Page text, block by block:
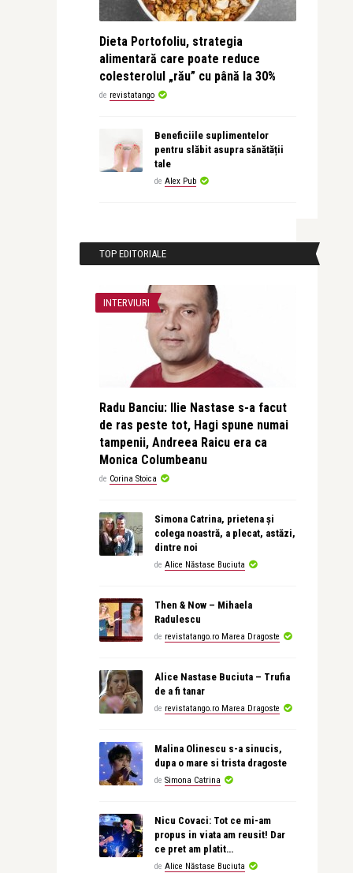
Dieta Portofoliu, strategia
alimentară care poate reduce
colesterolul „rău” cu până la 30%
de revistatango
Beneficiile suplimentelor
pentru slăbit asupra sănătății
tale
de Alex Pub
TOP EDITORIALE
INTERVIURI
Radu Banciu: Ilie Nastase s-a facut
de ras peste tot, Hagi spune numai
tampenii, Andreea Raicu era ca
Monica Columbeanu
de Corina Stoica
Simona Catrina, prietena și
colega noastră, a plecat, astăzi,
dintre noi
de Alice Năstase Buciuta
Then & Now – Mihaela
Radulescu
de revistatango.ro Marea Dragoste
Alice Nastase Buciuta – Trufia
de a fi tanar
de revistatango.ro Marea Dragoste
Malina Olinescu s-a sinucis,
dupa o mare si trista dragoste
de Simona Catrina
Nicu Covaci: Tot ce mi-am
propus in viata am reusit! Dar
ce pret am platit…
de Alice Năstase Buciuta